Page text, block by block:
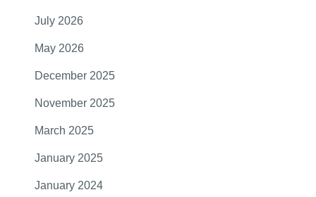
July 2026
May 2026
December 2025
November 2025
March 2025
January 2025
January 2024